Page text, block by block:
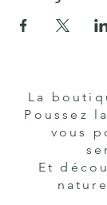
La
Poussez
vous
Et